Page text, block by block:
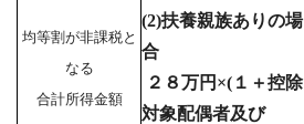
均等割が非課税と
なる
合計所得金額
(2)扶養親族ありの場
合
２８万円×(１＋控除
対象配偶者及び